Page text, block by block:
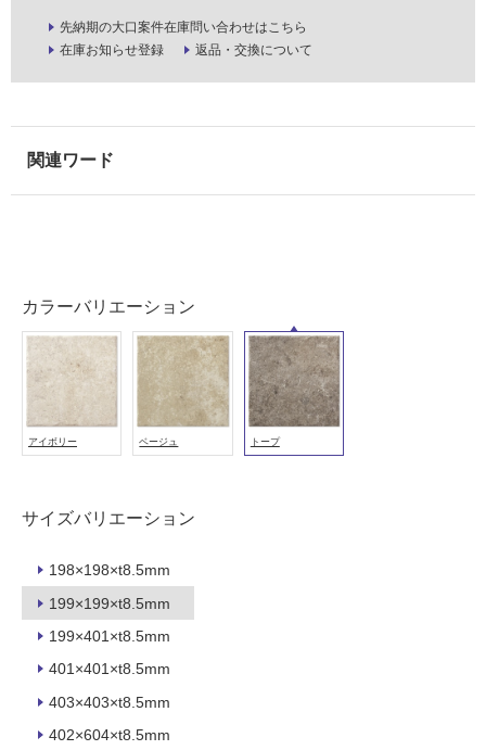
先納期の大口案件在庫問い合わせはこちら
在庫お知らせ登録
返品・交換について
カラーバリエーション
アイボリー ベージュ トープ
サイズバリエーション
198×198×t8.5mm
199×199×t8.5mm
199×401×t8.5mm
401×401×t8.5mm
403×403×t8.5mm
402×604×t8.5mm
い
内
壁・
室
使
用
能
可
(寒
冷
地
以
不